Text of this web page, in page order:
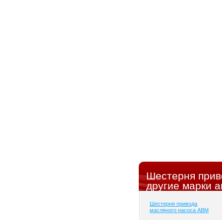
Шестерня
другие марки
Шестерня привода
масляного насоса ABM